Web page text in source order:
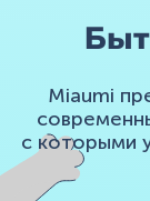
Miaumi
с которыми